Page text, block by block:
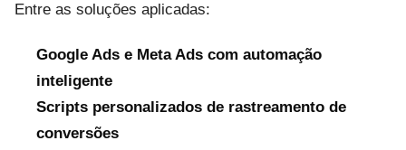
Entre as soluções aplicadas:
Google Ads e Meta Ads com automação
inteligente
Scripts personalizados de rastreamento de
conversões